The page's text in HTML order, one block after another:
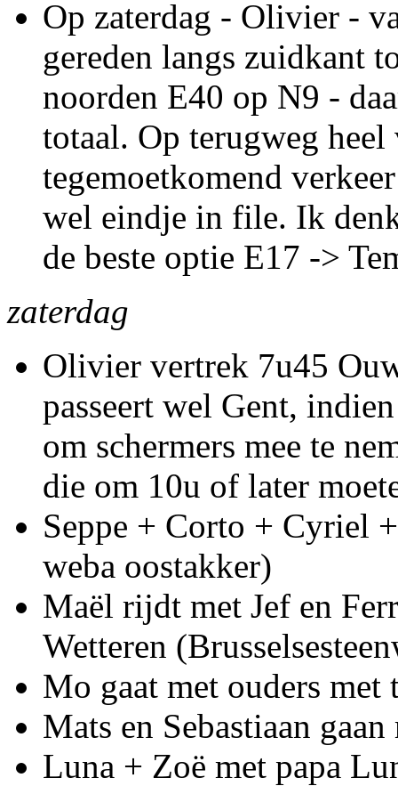
Op zaterdag - Olivier -
gereden langs zuidkant
noorden E40 op N9 -
totaal. Op terugweg
tegemoetkomend
wel eindje in file. Ik
de beste optie E17 ->
zaterdag
Olivier vertrek 7u45
passeert wel Gent,
om schermers mee te
die om 10u of later
Seppe + Corto + Cyriel
weba oostakker)
Maël rijdt met Jef en
Wetteren
Mo gaat met ouders met
Mats en Sebastiaan
Luna + Zoë met papa